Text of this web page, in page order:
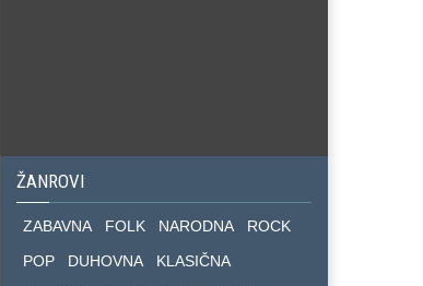
ŽANROVI
ZABAVNA FOLK NARODNA
ROCK
POP
DUHOVNA
KLASIČNA